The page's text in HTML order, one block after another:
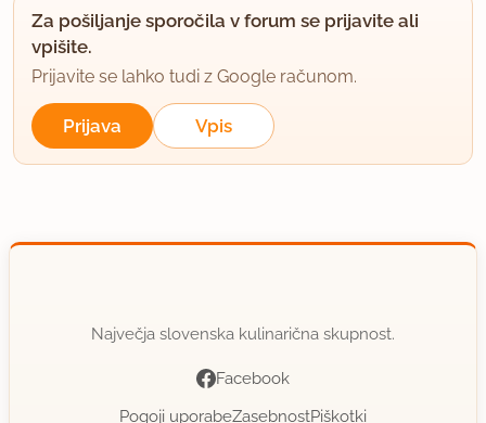
Za pošiljanje sporočila v forum se prijavite ali
vpišite.
Prijavite se lahko tudi z Google računom.
Prijava Vpis
Največja slovenska kulinarična skupnost.
Facebook
Pogoji uporabeZasebnostPiškotki